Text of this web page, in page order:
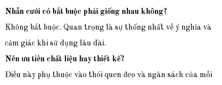
Nhẫn cưới có bắt buộc phải giống nhau không?
Không bắt buộc. Quan trọng là sự thống nhất về ý nghĩa và
cảm giác khi sử dụng lâu dài.
Nên ưu tiên chất liệu hay thiết kế?
Điều này phụ thuộc vào thói quen đeo và ngân sách của mỗi